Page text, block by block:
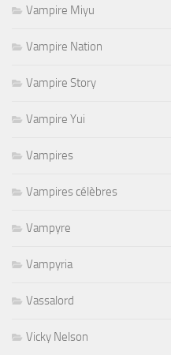
Vampire Miyu
Vampire Nation
Vampire Story
Vampire Yui
Vampires
Vampires célèbres
Vampyre
Vampyria
Vassalord
Vicky Nelson